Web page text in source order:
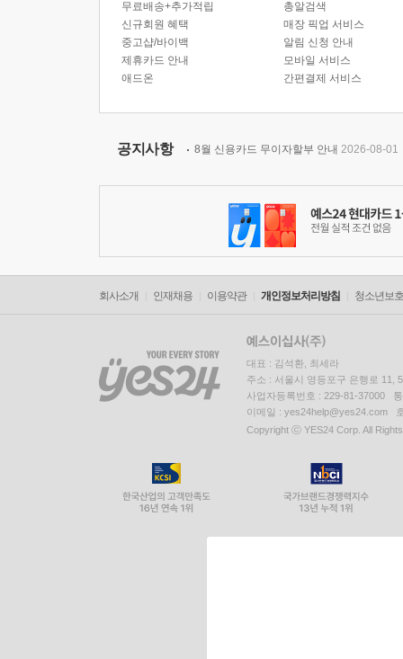
무료배송+추가적립
신규회원 혜택
중고샵/바이백
제휴카드 안내
애드온
총알검색
매장 픽업 서비스
알림 신청 안내
모바일 서비스
간편결제 서비스
공지사항 8월 신용카드 무이자할부 안내 2026-08-01
회사소개 인재채용 이용약관 개인정보처리방침 청소년보
대표 : 김석환, 최세라
주소 : 서울시 영등포구 은행로 11,
사업자등록번호 : 229-81-37000
이메일 : yes24help@yes24.com
Copyright ⓒ YES24 Corp. All